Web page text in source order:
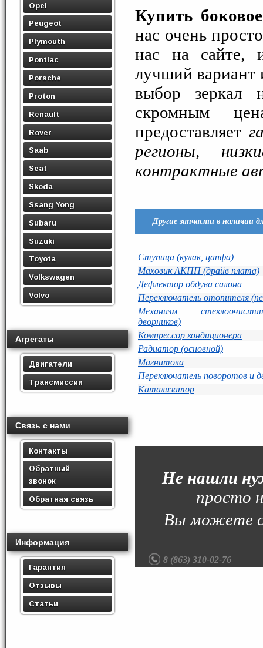
Opel
Peugeot
Plymouth
Pontiac
Porsche
Proton
Renault
Rover
Saab
Seat
Skoda
Ssang Yong
Subaru
Suzuki
Toyota
Volkswagen
Volvo
Агрегаты
Двигатели
Трансмиссии
Связь с нами
Контакты
Обратный
звонок
Обратная связь
Информация
Гарантия
Отзывы
Статьи
Купить
нас очень
нас на сайте,
лучший вариант
выбор зеркал
скромным
предоставляет
регионы,
контрактные
Другие запчасти в наличии
Ступица (кулак, цапфа)
Маховик АКПП (драйв плата)
Дефлектор обдува салона
Переключатель отопителя
Механизм
дворников)
Компрессор кондиционера
Радиатор (основной)
Магнитола
Переключатель поворотов и
Катализатор
Не нашли
просто
Вы можете
8 (863) 310-02-76